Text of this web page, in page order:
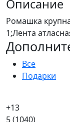
Описание
Ромашка
1;Лента
Все
Подарки
+13
5(1040)